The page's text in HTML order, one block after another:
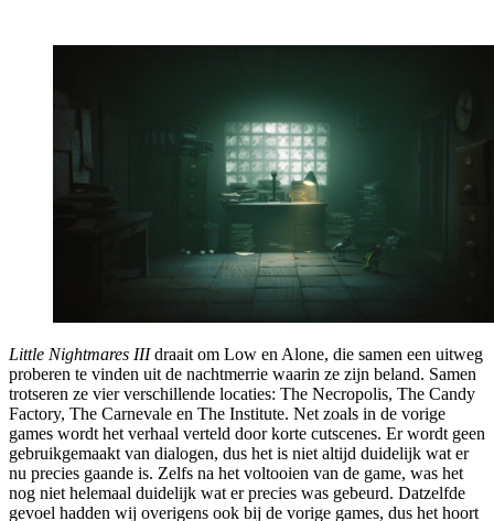
Little Nightmares IIIdraait om Low en Alone, die samen een uitweg
proberen te vinden uit de nachtmerrie waarin ze zijn beland. Samen
trotseren ze vier verschillende locaties: The Necropolis, The Candy
Factory, The Carnevale en The Institute. Net zoals in de vorige
games wordt het verhaal verteld door korte cutscenes. Er wordt geen
gebruikgemaakt van dialogen, dus het is niet altijd duidelijk wat er
nu precies gaande is. Zelfs na het voltooien van de game, was het
nog niet helemaal duidelijk wat er precies was gebeurd. Datzelfde
gevoel hadden wij overigens ook bij de vorige games, dus het hoort